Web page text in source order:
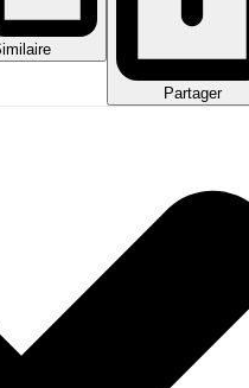
Partager